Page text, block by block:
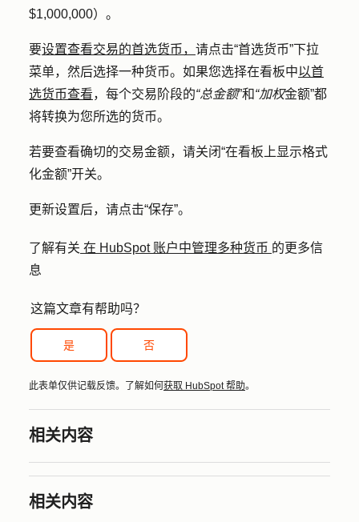
$1,000,000）。
要设置查看交易的首选货币， 请点击“首选货币”下拉
菜单，然后选择一种货币。如果您选择在看板中以首
选货币查看，每个交易阶段的“总金额”和“加权金额”都
将转换为您所选的货币。
若要查看确切的交易金额，请关闭“在看板上显示格式
化金额”开关。
更新设置后，请点击“保存”。
了解有关 在 HubSpot 账户中管理多种货币 的更多信
息
这篇文章有帮助吗？
是 否
此表单仅供记载反馈。了解如何 获取 HubSpot 帮助。
相关内容
相关内容